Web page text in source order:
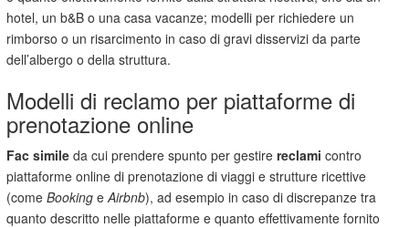
hotel, un b&B o una casa vacanze; modelli per richiedere un
rimborso o un risarcimento in caso di gravi disservizi da parte
dell’albergo o della struttura.
Modelli di reclamo per piattaforme di
prenotazione online
Fac simile da cui prendere spunto per gestirereclamicontro
piattaforme online di prenotazione di viaggi e strutture ricettive
(comeBooking eAirbnb), ad esempio in caso di discrepanze tra
quanto descritto nelle piattaforme e quanto effettivamente fornito